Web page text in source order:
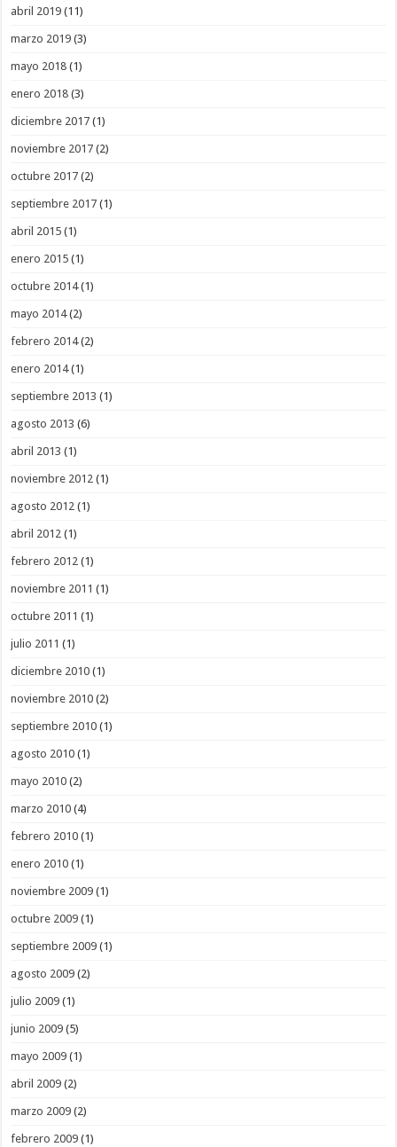
abril 2019 (11)
marzo 2019 (3)
mayo 2018 (1)
enero 2018 (3)
diciembre 2017 (1)
noviembre 2017 (2)
octubre 2017 (2)
septiembre 2017 (1)
abril 2015 (1)
enero 2015 (1)
octubre 2014(1)
mayo 2014(2)
febrero 2014(2)
enero 2014(1)
septiembre 2013 (1)
agosto 2013 (6)
abril 2013 (1)
noviembre 2012 (1)
agosto 2012 (1)
abril 2012 (1)
febrero 2012 (1)
noviembre 2011 (1)
octubre 2011 (1)
julio 2011 (1)
diciembre 2010 (1)
noviembre 2010 (2)
septiembre 2010 (1)
agosto 2010 (1)
mayo 2010 (2)
marzo 2010 (4)
febrero 2010 (1)
enero 2010 (1)
noviembre 2009 (1)
octubre 2009 (1)
septiembre 2009 (1)
agosto 2009 (2)
julio 2009 (1)
junio 2009 (5)
mayo 2009 (1)
abril 2009 (2)
marzo 2009 (2)
febrero 2009 (1)